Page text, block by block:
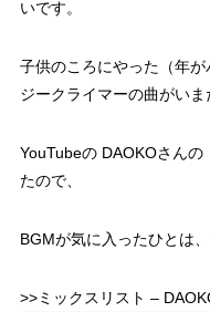
いです。
子供のころにやった（年
ジークライマーの曲がい
YouTubeの DAOKOさん
たので、
BGMが気に入ったひとは
>>ミックスリスト –